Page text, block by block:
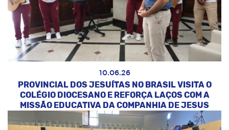
10.06.26
PROVINCIAL DOS JESUÍTAS NO BRASIL VISITA O
COLÉGIO DIOCESANO E REFORÇA LAÇOS COM A
MISSÃO EDUCATIVA DA COMPANHIA DE JESUS